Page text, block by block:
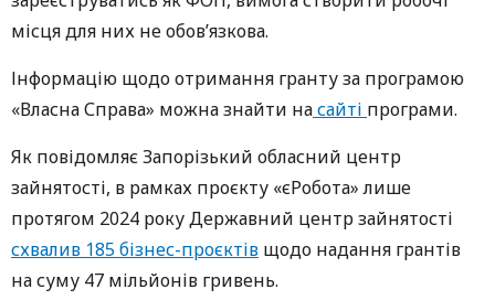
місця для них не обов’язкова.
Інформацію щодо отримання гранту за програмою
«Власна Справа» можна знайти насайті програми.
Як повідомляє Запорізький обласний центр
зайнятості, в рамках проєкту «єРобота» лише
протягом 2024 року Державний центр зайнятості
схвалив 185 бізнес-проєктів щодо надання грантів
на суму 47 мільйонів гривень.